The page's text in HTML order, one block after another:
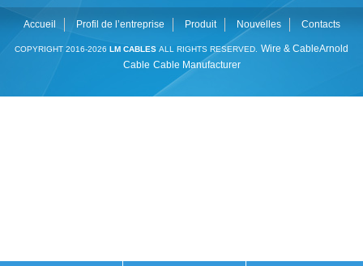
Accueil Profil de l’entreprise Produit Nouvelles Contacts
COPYRIGHT 2016-2026 LM CABLES ALL RIGHTS RESERVED. Wire & CableArnold
Cable Cable Manufacturer